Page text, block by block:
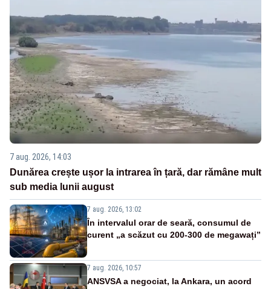
7 aug. 2026, 14:03
Dunărea crește ușor la intrarea în țară, dar rămâne mult
sub media lunii august
7 aug. 2026, 13:02
În intervalul orar de seară, consumul de
curent „a scăzut cu 200-300 de megawați”
7 aug. 2026, 10:57
ANSVSA a negociat, la Ankara, un acord